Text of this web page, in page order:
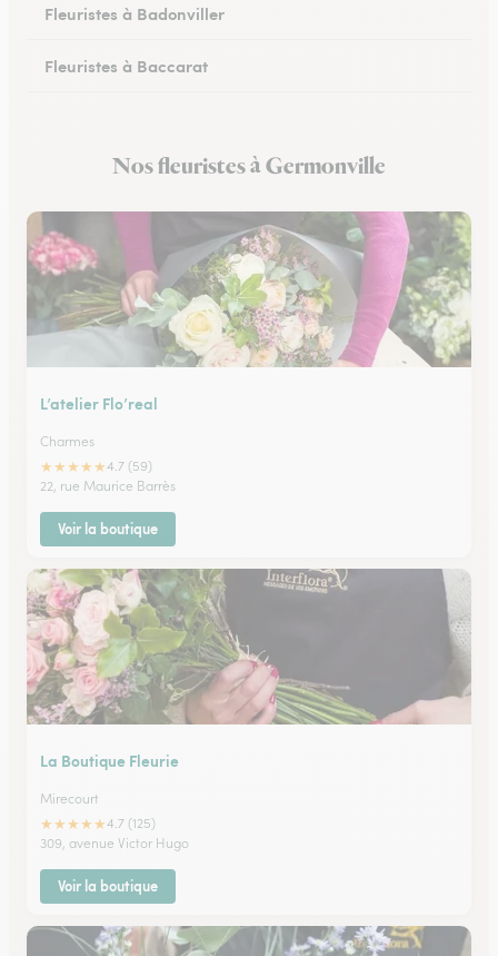
Fleuristes à Badonviller
Fleuristes à Baccarat
Fleuristes à Longwy
Nos fleuristes à Germonville
L’atelier Flo’real
Charmes
★★★★★4.7 (59)
22, rue Maurice Barrès
Voir la boutique
La Boutique Fleurie
Mirecourt
★★★★★4.7 (125)
309, avenue Victor Hugo
Voir la boutique